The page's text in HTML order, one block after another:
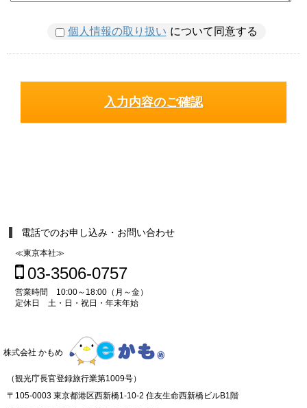
個人情報の取り扱い について同意する
電話でのお申し込み・お問い合わせ
≪東京本社≫
03-3506-0757
営業時間 10:00～18:00（月～金）
定休日 土・日・祝日・年末年始
株式会社 かもめ
（観光庁長官登録旅行業第1009号）
〒105-0003 東京都港区西新橋1-10-2 住友生命西新橋ビルB1階